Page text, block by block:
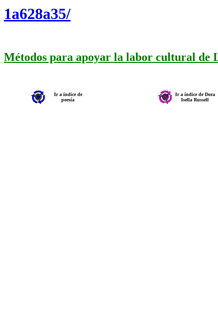
1a628a35/
Métodos para apoyar la labor cultural de
Ir a índice de
poesía
Ir a índice de Dora
Isella Russell